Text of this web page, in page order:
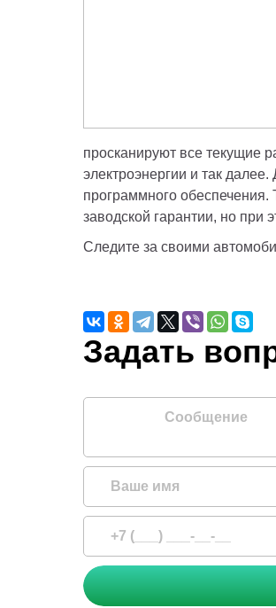
просканируют все текущие
электроэнергии и так
программного
заводской гарантии, но при
Следите за своими
Задать
Сообщение